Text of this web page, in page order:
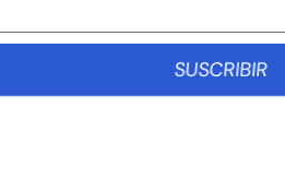
SUSCRIBIR